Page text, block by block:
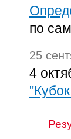
по
25
4